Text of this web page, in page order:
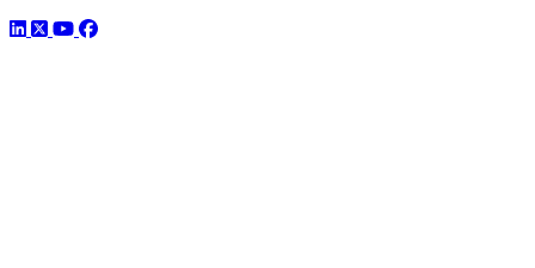
LinkedIn
TwitterYouTube
Facebook